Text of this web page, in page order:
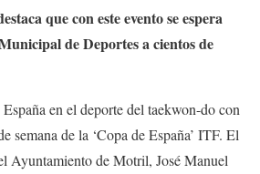
que con este evento se espera
de Deportes a cientos de
en el deporte del taekwon-do con
semana de la ‘Copa de España’ ITF. El
Ayuntamiento de Motril, José Manuel